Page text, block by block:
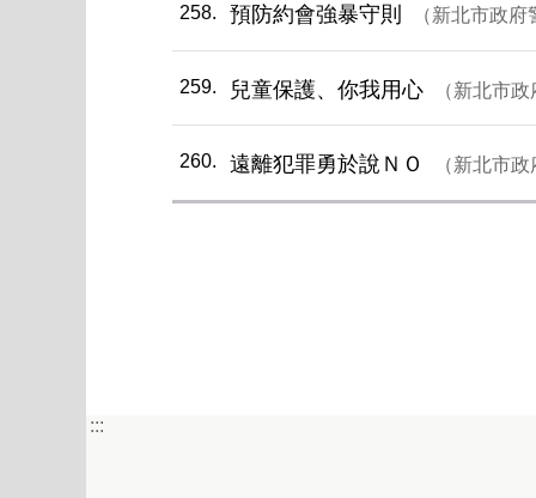
258 預防約會強暴守則 新北市政府
259 兒童保護、你我用心 新北市政
260 遠離犯罪勇於說ＮＯ 新北市政
:::